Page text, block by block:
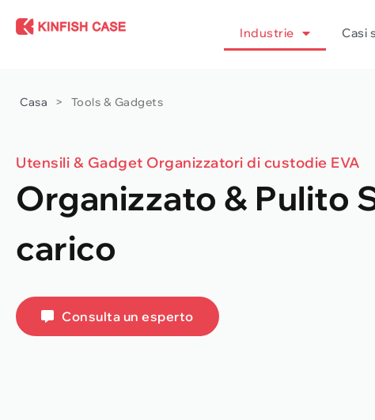
Industrie Casi
Casa > Tools & Gadgets
Utensili & Gadget Organizzatori di custodie EVA
Organizzato & Pulito
carico
Consulta un esperto